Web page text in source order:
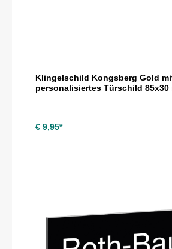
Klingelschild Kongsberg Gold
personalisiertes Türschild 85x30
€ 9,95*